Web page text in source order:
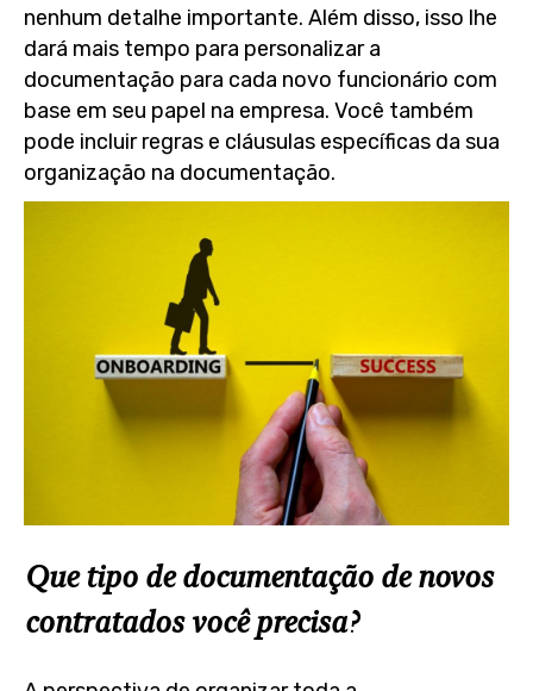
nenhum detalhe importante. Além disso, isso lhe
dará mais tempo para personalizar a
documentação para cada novo funcionário com
base em seu papel na empresa. Você também
pode incluir regras e cláusulas específicas da sua
organização na documentação.
Que tipo de documentação de novos
contratados você precisa?